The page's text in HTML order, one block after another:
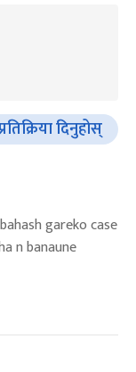
दिनुहोस्
gareko case
n banaune